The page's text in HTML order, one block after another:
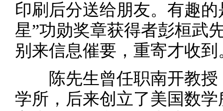
印刷后分送给朋友。有趣
星”功勋奖章获得者彭桓武
别来信息催要，重寄才收到
陈先生曾任职南开教授
学所，后来创立了美国数